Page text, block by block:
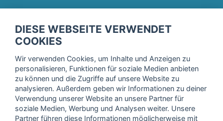
Trage dich hier für unseren Newsletter ein und erhalte regelmäßig
Ich stimme der Verarbeitung meiner Daten, wie in der
Einwilligungserklärungder fitnessmarkt.de services GmbH
DIESE WEBSEITE VERWENDET
COOKIES
Wir verwenden Cookies, um Inhalte und Anzeigen zu
personalisieren, Funktionen für soziale Medien anbieten
zu können und die Zugriffe auf unsere Website zu
analysieren. Außerdem geben wir Informationen zu deiner
Verwendung unserer Website an unsere Partner für
soziale Medien, Werbung und Analysen weiter. Unsere
Partner führen diese Informationen möglicherweise mit